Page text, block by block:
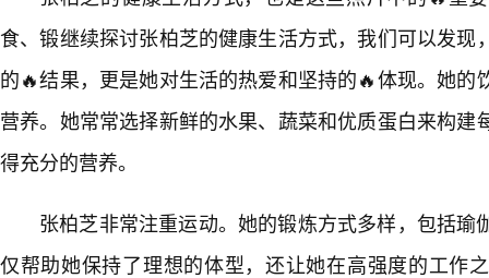
食、锻继续探讨张柏芝的健康生活方式，我们可以发现
的🔥结果，更是她对生活的热爱和坚持的🔥体现。她的
营养。她常常选择新鲜的水果、蔬菜和优质蛋白来构建
得充分的营养。
张柏芝非常注重运动。她的锻炼方式多样，包括瑜
仅帮助她保持了理想的体型，还让她在高强度的工作